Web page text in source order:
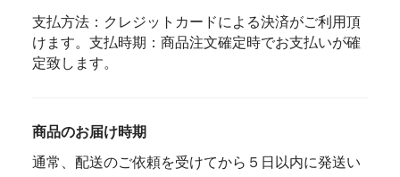
支払方法：クレジットカードによる決済がご利用頂
けます。支払時期：商品注文確定時でお支払いが確
定致します。
商品のお届け時期
通常、配送のご依頼を受けてから５日以内に発送い